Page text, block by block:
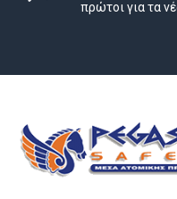
πρώτοι για τα